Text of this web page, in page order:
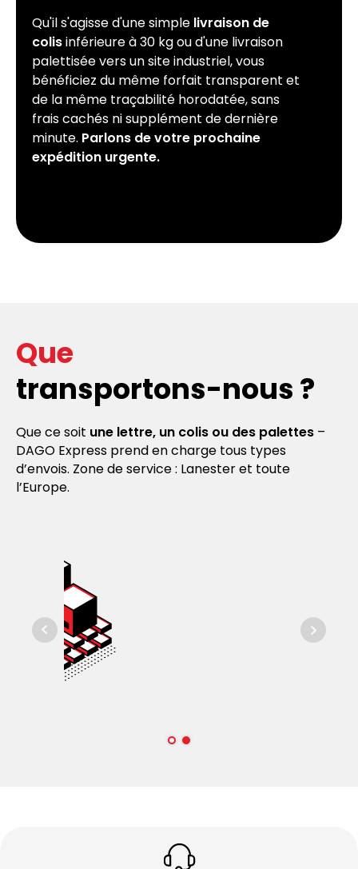
Qu'il s'agisse d'une simple livraison de
colisinférieure à 30 kg ou d'une livraison
palettisée vers un site industriel, vous
bénéficiez du même forfait transparent et
de la même traçabilité horodatée, sans
frais cachés ni supplément de dernière
minute. Parlons de votre prochaine
expédition urgente.
Que
transportons-nous ?
Que ce soit une lettre, un colis ou des palettes –
DAGO Express prend en charge tous types
d’envois. Zone de service : Lanester et toute
l’Europe.